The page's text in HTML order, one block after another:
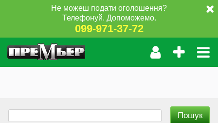
Не можеш подати оголошення?
Телефонуй. Допоможемо.
099-971-37-72